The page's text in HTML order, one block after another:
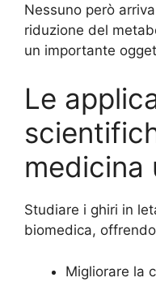
Nessuno però
riduzione del
un importante
Le
medicina
Studiare i ghiri in
biomedica,
Migliorare la